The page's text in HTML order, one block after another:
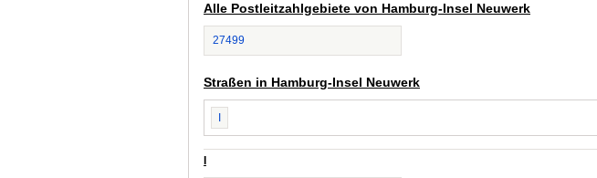
Alle Postleitzahlgebiete von Hamburg-Insel Neuwerk
27499
Straßen in Hamburg-Insel Neuwerk